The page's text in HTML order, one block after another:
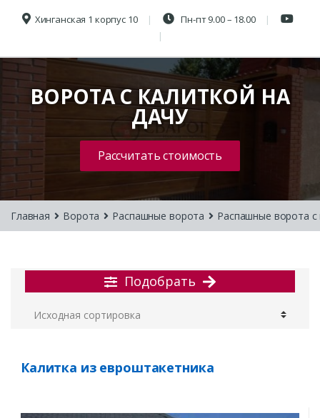
Хинганская 1 корпус 10 Пн-пт 9.00 – 18.00
ВОРОТА С КАЛИТКОЙ НА
ДАЧУ
Рассчитать стоимость
Главная Ворота Распашные ворота Распашные ворота с
Подобрать
Калитка из евроштакетника